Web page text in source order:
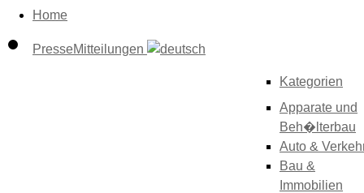
Home
PresseMitteilungen
Kategorien
Apparate und
Beh�lterbau
Auto &
Bau &
Immobilien